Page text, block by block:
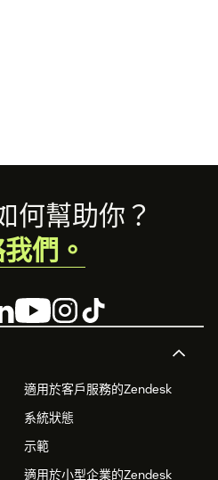
適用於客戶服務的Zendesk
系統狀態
示範
適用於小型企業的Zendesk
何幫助你？
們。